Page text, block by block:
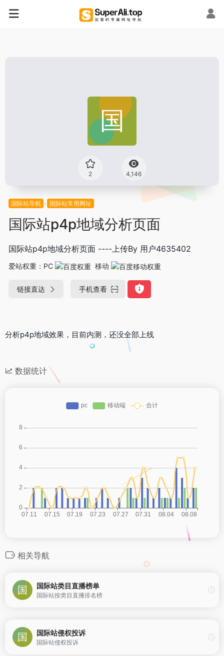
2 4,146
国际站导航 国际站常用网址
国际站p4p地域分析页面
国际站p4p地域分析页面 ----上传By 用户4635402
爱站权重： PC 移动
链接直达 手机查看
分析p4p地域效果，目前内测，还没全部上线
数据统计
相关导航
国际站类目直播榜单
国际站按类目直播排名榜
国际站侵权投诉
国际站侵权投诉